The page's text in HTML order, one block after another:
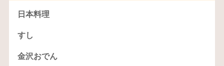
日本料理
すし
金沢おでん